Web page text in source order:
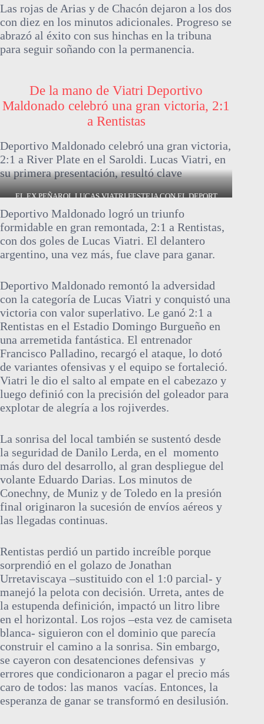
Las rojas de Arias y de Chacón dejaron a los dos
con diez en los minutos adicionales. Progreso se
abrazó al éxito con sus hinchas en la tribuna
para seguir soñando con la permanencia.
De la mano de Viatri Deportivo
Maldonado celebró una gran victoria, 2:1
a Rentistas
Deportivo Maldonado celebró una gran victoria,
2:1 a River Plate en el Saroldi. Lucas Viatri, en
su primera presentación, resultó clave
EL EX PEÑAROL LUCAS VIATRI FESTEJA CON EL DEPORT
Deportivo Maldonado logró un triunfo
formidable en gran remontada, 2:1 a Rentistas,
con dos goles de Lucas Viatri. El delantero
argentino, una vez más, fue clave para ganar.
Deportivo Maldonado remontó la adversidad
con la categoría de Lucas Viatri y conquistó una
victoria con valor superlativo. Le ganó 2:1 a
Rentistas en el Estadio Domingo Burgueño en
una arremetida fantástica. El entrenador
Francisco Palladino, recargó el ataque, lo dotó
de variantes ofensivas y el equipo se fortaleció.
Viatri le dio el salto al empate en el cabezazo y
luego definió con la precisión del goleador para
explotar de alegría a los rojiverdes.
La sonrisa del local también se sustentó desde
la seguridad de Danilo Lerda, en el momento
más duro del desarrollo, al gran despliegue del
volante Eduardo Darias. Los minutos de
Conechny, de Muniz y de Toledo en la presión
final originaron la sucesión de envíos aéreos y
las llegadas continuas.
Rentistas perdió un partido increíble porque
sorprendió en el golazo de Jonathan
Urretaviscaya –sustituido con el 1:0 parcial- y
manejó la pelota con decisión. Urreta, antes de
la estupenda definición, impactó un litro libre
en el horizontal. Los rojos –esta vez de camiseta
blanca- siguieron con el dominio que parecía
construir el camino a la sonrisa. Sin embargo,
se cayeron con desatenciones defensivas y
errores que condicionaron a pagar el precio más
caro de todos: las manos vacías. Entonces, la
esperanza de ganar se transformó en desilusión.